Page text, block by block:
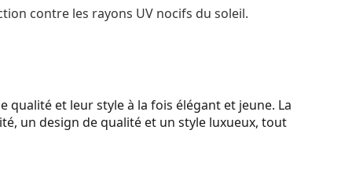
contre les rayons UV nocifs du soleil.
et leur style à la fois élégant et jeune. La
un design de qualité et un style luxueux, tout